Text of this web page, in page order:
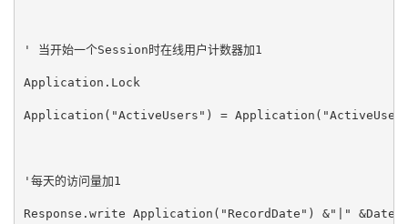
' 当开始一个Session时在线用户计数器加1
Application.Lock
Application("ActiveUsers") =
'每天的访问量加1
Response.write Application("RecordDate") &"|"